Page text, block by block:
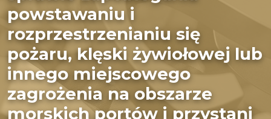
powstawaniu i
rozprzestrzenianiu się
pożaru, klęski żywiołowej lub
innego miejscowego
zagrożenia na obszarze
morskich portów i przystani